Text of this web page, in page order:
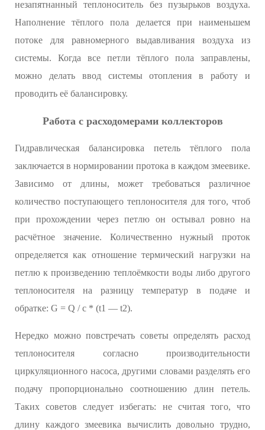
незапятнанный теплоноситель без пузырьков воздуха.
Наполнение тёплого пола делается при наименьшем
потоке для равномерного выдавливания воздуха из
системы. Когда все петли тёплого пола заправлены,
можно делать ввод системы отопления в работу и
проводить её балансировку.
Работа с расходомерами коллекторов
Гидравлическая балансировка петель тёплого пола
заключается в нормировании протока в каждом змеевике.
Зависимо от длины, может требоваться различное
количество поступающего теплоносителя для того, чтоб
при прохождении через петлю он остывал ровно на
расчётное значение. Количественно нужный проток
определяется как отношение термический нагрузки на
петлю к произведению теплоёмкости воды либо другого
теплоносителя на разницу температур в подаче и
обратке: G = Q / с * (t1 — t2).
Нередко можно повстречать советы определять расход
теплоносителя согласно производительности
циркуляционного насоса, другими словами разделять его
подачу пропорционально соотношению длин петель.
Таких советов следует избегать: не считая того, что
длину каждого змеевика вычислить довольно трудно,